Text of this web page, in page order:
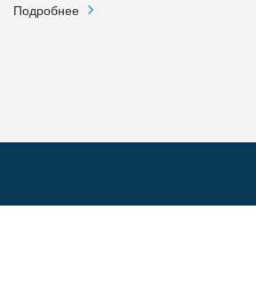
Подробнее